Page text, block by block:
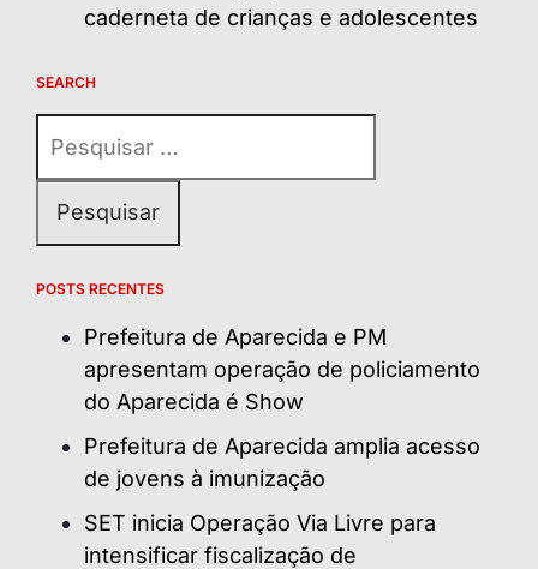
caderneta de crianças e adolescentes
SEARCH
por:
POSTS RECENTES
Prefeitura de Aparecida e PM
apresentam operação de policiamento
do Aparecida é Show
Prefeitura de Aparecida amplia acesso
de jovens à imunização
SET inicia Operação Via Livre para
intensificar fiscalização de